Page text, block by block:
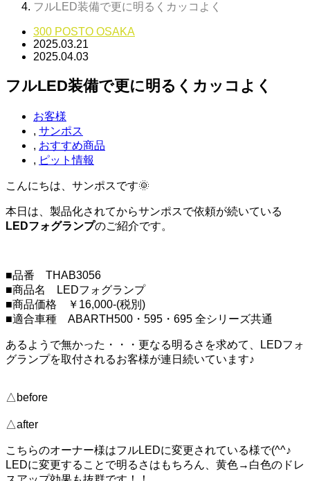
フルLED装備で更に明るくカッコよく
300 POSTO OSAKA
2025.03.21
2025.04.03
フルLED装備で更に明るくカッコよく
お客様
, サンポス
, おすすめ商品
, ピット情報
こんにちは、サンポスです🌞
本日は、製品化されてからサンポスで依頼が続いている
LEDフォグランプのご紹介です。
■品番 THAB3056
■商品名 LEDフォグランプ
■商品価格 ￥16,000-(税別)
■適合車種 ABARTH500・595・695 全シリーズ共通
あるようで無かった・・・更なる明るさを求めて、LEDフォ
グランプを取付されるお客様が連日続いています♪
△before
△after
こちらのオーナー様はフルLEDに変更されている様で(^^♪
LEDに変更することで明るさはもちろん、黄色→白色のドレ